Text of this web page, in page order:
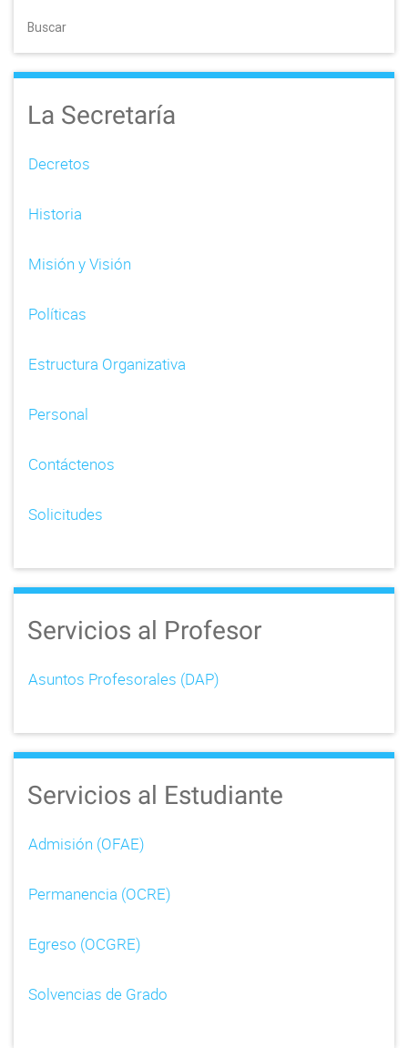
Buscar
La Secretaría
Decretos
Historia
Misión y Visión
Políticas
Estructura Organizativa
Personal
Contáctenos
Solicitudes
Servicios al Profesor
Asuntos Profesorales (DAP)
Servicios al Estudiante
Admisión (OFAE)
Permanencia (OCRE)
Egreso (OCGRE)
Solvencias de Grado